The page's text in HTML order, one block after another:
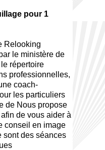
pour 1
Relooking
le ministère de
répertoire
professionnelles,
coach-
les particuliers
de Nous propose
de vous aider à
conseil en image
sont des séances